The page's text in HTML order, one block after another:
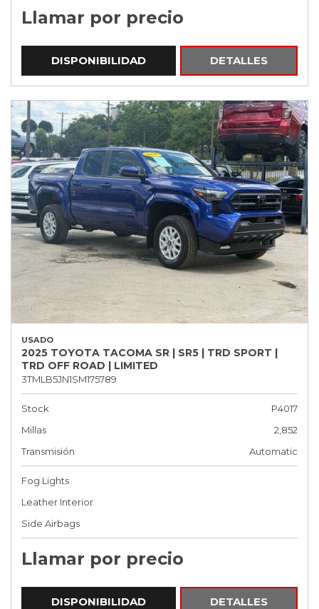
Llamar por precio
DISPONIBILIDAD DETALLES
USADO
2025 TOYOTA TACOMA SR | SR5 | TRD SPORT |
TRD OFF ROAD | LIMITED
3TMLB5JN1SM175789
Stock
P4017
Millas
2,852
Transmisión
Automatic
Fog Lights
Leather Interior
Side Airbags
Llamar por precio
DISPONIBILIDAD DETALLES